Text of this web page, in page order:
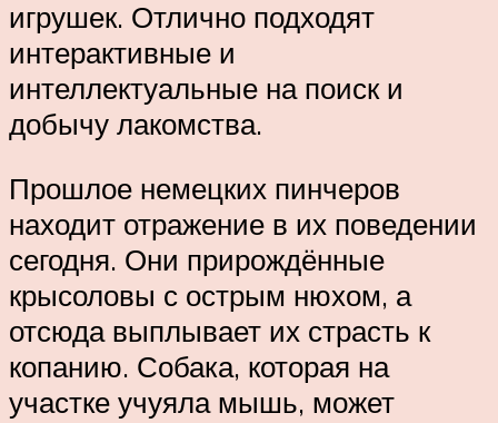
игрушек. Отлично подходят
интерактивные и
интеллектуальные на поиск и
добычу лакомства.
Прошлое немецких пинчеров
находит отражение в их поведении
сегодня. Они прирождённые
крысоловы с острым нюхом, а
отсюда выплывает их страсть к
копанию. Собака, которая на
участке учуяла мышь, может